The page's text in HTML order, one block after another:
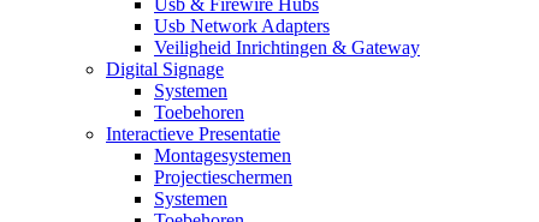
Usb Network Adapters
Veiligheid Inrichtingen & Gateway
Digital Signage
Systemen
Toebehoren
Interactieve Presentatie
Montagesystemen
Projectieschermen
Systemen